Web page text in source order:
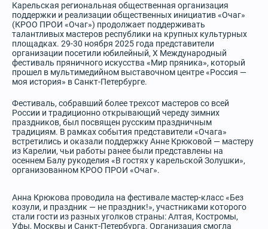
Карельская региональная общественная организация
поддержки и реализации общественных инициатив «Очаг»
(КРОО ПРОИ «Очаг») продолжает поддерживать
талантливых мастеров республики на крупных культурных
площадках. 29-30 ноября 2025 года представители
организации посетили юбилейный, X Международный
фестиваль пряничного искусства «Мир пряника», который
прошел в мультимедийном выставочном центре «Россия —
моя история» в Санкт-Петербурге.
Фестиваль, собравший более трехсот мастеров со всей
России и традиционно открывающий череду зимних
праздников, был посвящен русским праздничным
традициям. В рамках события представители «Очага»
встретились и оказали поддержку Анне Крюковой — мастеру
из Карелии, чьи работы ранее были представлены на
осеннем Балу рукоделия «В гостях у карельской Золушки»,
организованном КРОО ПРОИ «Очаг».
Анна Крюкова проводила на фестивале мастер-класс «Без
козули, и праздник — не праздник!», участниками которого
стали гости из разных уголков страны: Алтая, Костромы,
Уфы, Москвы и Санкт-Петербурга. Организация смогла